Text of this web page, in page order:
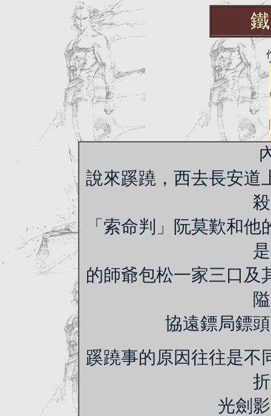
說來蹊蹺，西去長安道
「索命判」阮莫歎和
的師爺包松一家三口及
協遠鏢局鏢
蹊蹺事的原因往往是不
光劍